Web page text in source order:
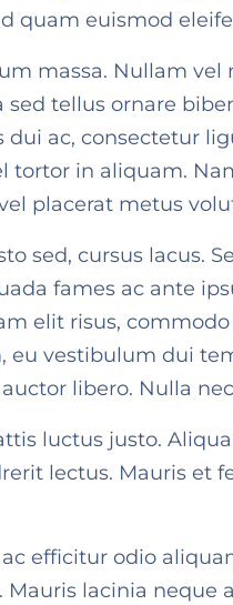
quam euismod
massa. Nullam
tellus ornare
ac, consectetur
tortor in aliquam.
placerat metus
sed, cursus lacus.
fames ac ante
elit risus,
eu vestibulum dui
libero. Nulla
luctus justo.
lectus. Mauris et
efficitur odio
lacinia